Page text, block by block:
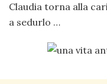
Claudia torna alla
a sedurlo …